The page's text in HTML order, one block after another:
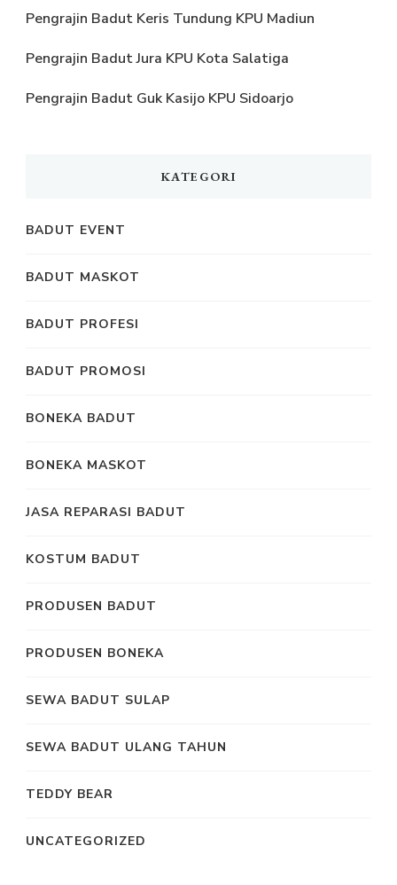
Pengrajin Badut Keris Tundung KPU Madiun
Pengrajin Badut Jura KPU Kota Salatiga
Pengrajin Badut Guk Kasijo KPU Sidoarjo
KATEGORI
BADUT EVENT
BADUT MASKOT
BADUT PROFESI
BADUT PROMOSI
BONEKA BADUT
BONEKA MASKOT
JASA REPARASI BADUT
KOSTUM BADUT
PRODUSEN BADUT
PRODUSEN BONEKA
SEWA BADUT SULAP
SEWA BADUT ULANG TAHUN
TEDDY BEAR
UNCATEGORIZED